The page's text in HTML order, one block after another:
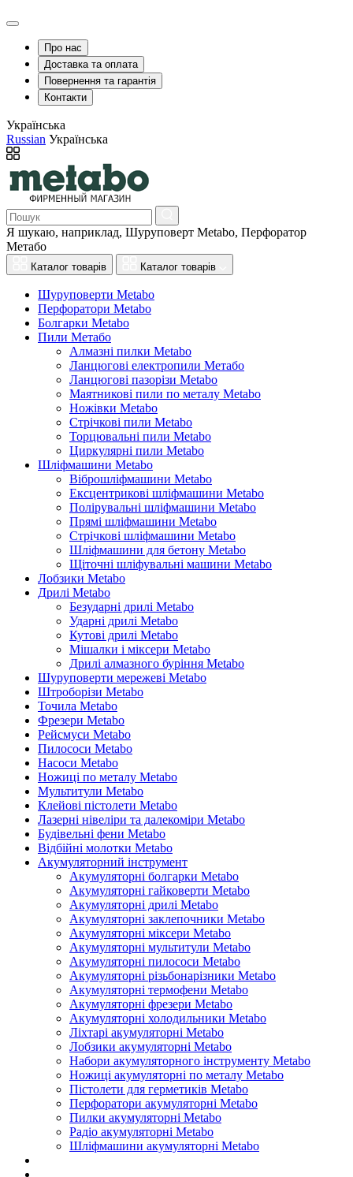
Про нас
Доставка та оплата
Повернення та гарантія
Контакти
Українська
Russian Українська
Я шукаю, наприклад, Шуруповерт Metabo, Перфоратор
Метабо
Каталог товарів Каталог товарів
Шуруповерти Metabo
Перфоратори Metabo
Болгарки Metabo
Пили Метабо
Алмазні пилки Metabo
Ланцюгові електропили Метабо
Ланцюгові пазорізи Metabo
Маятникові пили по металу Metabo
Ножівки Metabo
Стрічкові пили Metabo
Торцювальні пили Metabo
Циркулярні пили Metabo
Шліфмашини Metabo
Віброшліфмашини Metabo
Ексцентрикові шліфмашини Metabo
Полірувальні шліфмашини Metabo
Прямі шліфмашини Metabo
Стрічкові шліфмашини Metabo
Шліфмашини для бетону Metabo
Щіточні шліфувальні машини Metabo
Лобзики Metabo
Дрилі Metabo
Безударні дрилі Metabo
Ударні дрилі Metabo
Кутові дрилі Metabo
Мішалки і міксери Metabo
Дрилі алмазного буріння Metabo
Шуруповерти мережеві Metabo
Штроборізи Metabo
Точила Metabo
Фрезери Metabo
Рейсмуси Metabo
Пилососи Metabo
Насоси Metabo
Ножиці по металу Metabo
Мультитули Metabo
Клейові пістолети Metabo
Лазерні нівеліри та далекоміри Metabo
Будівельні фени Metabo
Відбійні молотки Metabo
Акумуляторний інструмент
Акумуляторні болгарки Metabo
Акумуляторні гайковерти Metabo
Акумуляторні дрилі Metabo
Акумуляторні заклепочники Metabo
Акумуляторні міксери Metabo
Акумуляторні мультитули Metabo
Акумуляторні пилососи Metabo
Акумуляторні різьбонарізники Metabo
Акумуляторні термофени Metabo
Акумуляторні фрезери Metabo
Акумуляторні холодильники Metabo
Ліхтарі акумуляторні Metabo
Лобзики акумуляторні Metabo
Набори акумуляторного інструменту Metabo
Ножиці акумуляторні по металу Metabo
Пістолети для герметиків Metabo
Перфоратори акумуляторні Metabo
Пилки акумуляторні Metabo
Радіо акумуляторні Metabo
Шліфмашини акумуляторні Metabo